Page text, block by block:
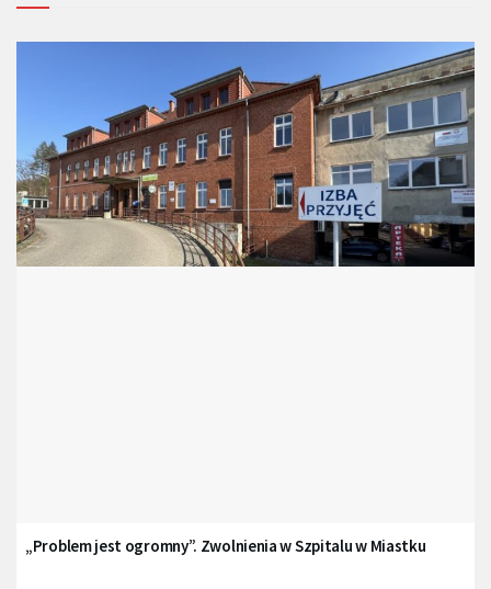
„Problem jest ogromny”. Zwolnienia w Szpitalu w Miastku